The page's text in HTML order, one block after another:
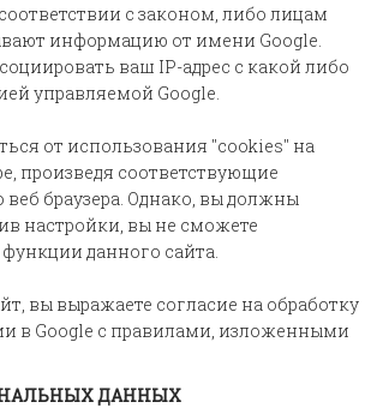
с законом, либо лицам
информацию от имени Google.
ваш IP-адрес с какой либо
управляемой Google.
от использования "cookies" на
произведя соответствующие
браузера. Однако, вы должны
настройки, вы не сможете
данного сайта.
вы выражаете согласие на обработку
в Google с правилами, изложенными
ДАННЫХ